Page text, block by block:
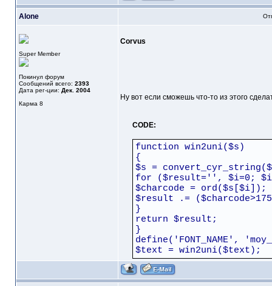
Alone
Super Member
Покинул форум
Сообщений всего: 2393
Дата рег-ции: Дек. 2004
Карма 8
Corvus
Ну вот если сможешь что-то из этого
CODE:
function win2uni($s)
{
$s =
for ($result='', $i=0;
$charcode = ord($s[$i]);
$result .=
}
return $result;
}
define('FONT_NAME',
$text = win2uni($text);